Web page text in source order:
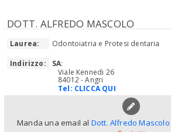
DOTT. ALFREDO MASCOLO
Laurea:
Odontoiatria e Protesi dentaria
Indirizzo:
SA:
Viale Kennedi 26
84012 - Angri
Tel: CLICCA QUI
Manda una email al Dott. Alfredo Mascolo